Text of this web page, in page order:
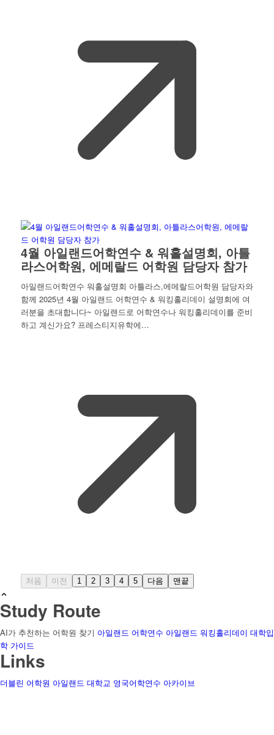
4월 아일랜드어학연수 & 워홀설명회, 아틀
라스어학원, 에메랄드 어학원 담당자 참가
아일랜드어학연수 워홀설명회 아틀라스,에메랄드어학원 담당자와
함께 2025년 4월 아일랜드 어학연수 & 워킹홀리데이 설명회에 여
러분을 초대합니다~ 아일랜드로 어학연수나 워킹홀리데이를 준비
하고 계신가요? 프레스티지유학에…
처음 이전 1 2 3 4 5 다음 맨끝
Study Route
AI가 추천하는 어학원 찾기 아일랜드 어학연수 아일랜드 워킹홀리데이 대학입
학 가이드
Links
더블린 어학원 아일랜드 대학교 영국어학연수 아카이브